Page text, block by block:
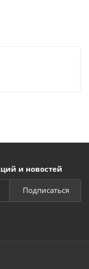
и новостей
Подписаться